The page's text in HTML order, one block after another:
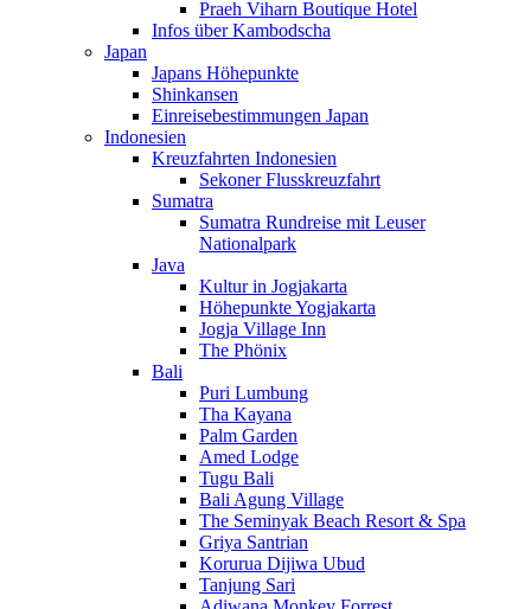
Praeh Viharn Boutique Hotel
Infos über Kambodscha
Japan
Japans Höhepunkte
Shinkansen
Einreisebestimmungen Japan
Indonesien
Kreuzfahrten Indonesien
Sekoner Flusskreuzfahrt
Sumatra
Sumatra Rundreise mit Leuser
Nationalpark
Java
Kultur in Jogjakarta
Höhepunkte Yogjakarta
Jogja Village Inn
The Phönix
Bali
Puri Lumbung
Tha Kayana
Palm Garden
Amed Lodge
Tugu Bali
Bali Agung Village
The Seminyak Beach Resort & Spa
Griya Santrian
Korurua Dijiwa Ubud
Tanjung Sari